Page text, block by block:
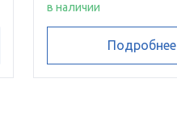
в наличии
Подробнее